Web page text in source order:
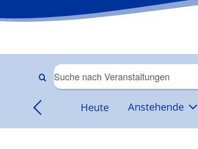
Veranstaltungen
Suche
Bitte
eingeben.
Heute Anstehende
Datum